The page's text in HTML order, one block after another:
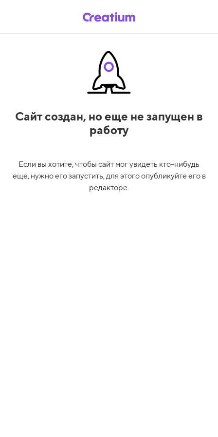
Сайт создан, но еще не запущен в
работу
Если вы хотите, чтобы сайт мог увидеть кто-нибудь
еще, нужно его запустить, для этого опубликуйте его в
редакторе.